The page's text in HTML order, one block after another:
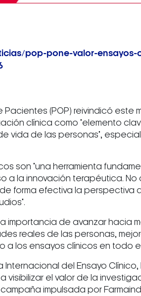
pop-pone-valor-
(POP) reivindicó este
clínica como "elemento
vida de las personas",
son "una herramienta
a la innovación terapéutica.
forma efectiva la
importancia de avanzar hacia
reales de las personas,
los ensayos clínicos en todo
del Ensayo
el valor de la
impulsada por